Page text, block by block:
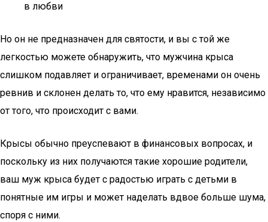
в любви
Но он не предназначен для святости, и вы с той же
легкостью можете обнаружить, что мужчина крыса
слишком подавляет и ограничивает, временами он очень
ревнив и склонен делать то, что ему нравится, независимо
от того, что происходит с вами.
Крысы обычно преуспевают в финансовых вопросах, и
поскольку из них получаются такие хорошие родители,
ваш муж крыса будет с радостью играть с детьми в
понятные им игры и может наделать вдвое больше шума,
споря с ними.